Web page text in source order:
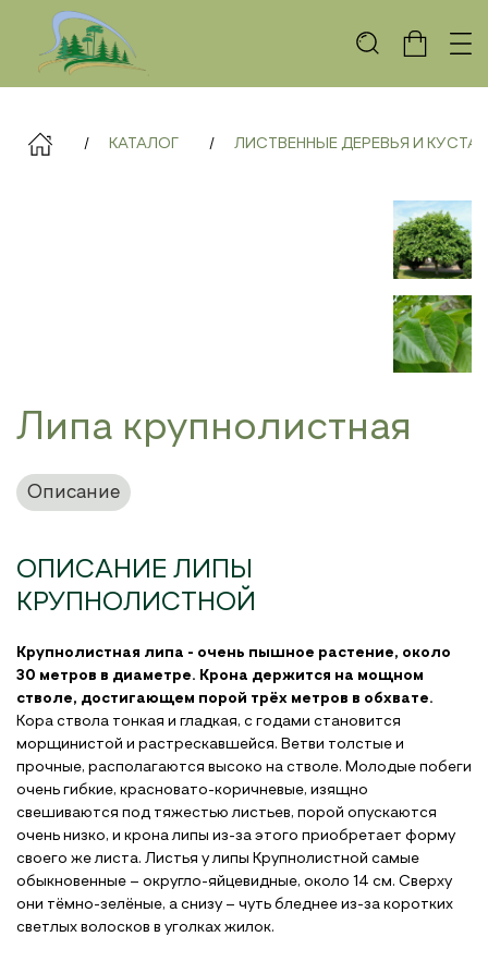
КАТАЛОГ ЛИСТВЕННЫЕ ДЕРЕВЬЯ И
Липа крупнолистная
Описание
ОПИСАНИЕ ЛИПЫ
КРУПНОЛИСТНОЙ
Крупнолистная липа - очень пышное растение, около
30 метров в диаметре. Крона держится на мощном
стволе, достигающем порой трёх метров в обхвате.
Кора ствола тонкая и гладкая, с годами становится
морщинистой и растрескавшейся. Ветви толстые и
прочные, располагаются высоко на стволе. Молодые побеги
очень гибкие, красновато-коричневые, изящно
свешиваются под тяжестью листьев, порой опускаются
очень низко, и крона липы из-за этого приобретает форму
своего же листа. Листья у липы Крупнолистной самые
обыкновенные – округло-яйцевидные, около 14 см. Сверху
они тёмно-зелёные, а снизу – чуть бледнее из-за коротких
светлых волосков в уголках жилок.